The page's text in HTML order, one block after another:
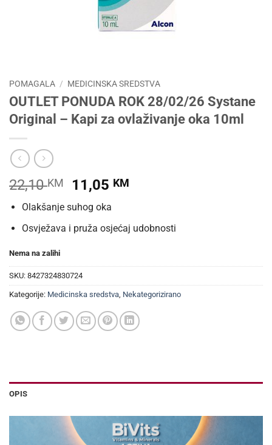
POMAGALA / MEDICINSKA SREDSTVA
OUTLET PONUDA ROK 28/02/26 Systane
Original – Kapi za ovlaživanje oka 10ml
22,10KM
Izvorna
cijena
bila
je:
11,05 KM
11,05 KM.
Olakšanje suhog oka
Osvježava i pruža osjećaj udobnosti
Nema na zalihi
SKU: 8427324830724
Kategorije: Medicinska sredstva Nekategorizirano
OPIS